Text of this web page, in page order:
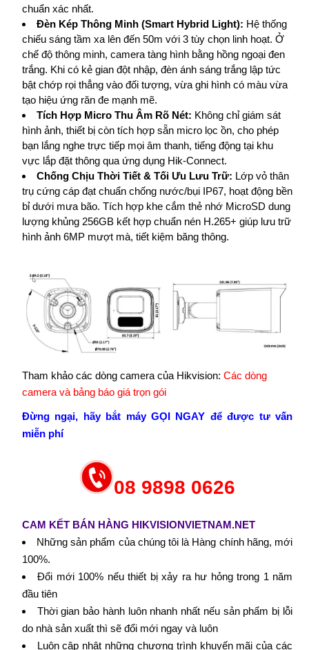
chuẩn xác nhất.
Đèn Kép Thông Minh (Smart Hybrid Light): Hệ thống
chiếu sáng tầm xa lên đến 50m với 3 tùy chọn linh hoạt. Ở
chế độ thông minh, camera tàng hình bằng hồng ngoại đen
trắng. Khi có kẻ gian đột nhập, đèn ánh sáng trắng lập tức
bật chớp rọi thẳng vào đối tượng, vừa ghi hình có màu vừa
tạo hiệu ứng răn đe mạnh mẽ.
Tích Hợp Micro Thu Âm Rõ Nét: Không chỉ giám sát
hình ảnh, thiết bị còn tích hợp sẵn micro lọc ồn, cho phép
bạn lắng nghe trực tiếp mọi âm thanh, tiếng động tại khu
vực lắp đặt thông qua ứng dụng Hik-Connect.
Chống Chịu Thời Tiết & Tối Ưu Lưu Trữ: Lớp vỏ thân
trụ cứng cáp đạt chuẩn chống nước/bụi IP67, hoạt động bền
bỉ dưới mưa bão. Tích hợp khe cắm thẻ nhớ MicroSD dung
lượng khủng 256GB kết hợp chuẩn nén H.265+ giúp lưu trữ
hình ảnh 6MP mượt mà, tiết kiệm băng thông.
Tham khảo các dòng camera của Hikvision: Các dòng
camera và bảng báo giá trọn gói
Đừng ngại, hãy bắt máy GỌI NGAY để được tư vấn
miễn phí
08 9898 0626
CAM KẾT BÁN HÀNG HIKVISIONVIETNAM.NET
Những sản phẩm của chúng tôi là Hàng chính hãng, mới
100%.
Đổi mới 100% nếu thiết bị xảy ra hư hỏng trong 1 năm
đầu tiên
Thời gian bảo hành luôn nhanh nhất nếu sản phẩm bị lỗi
do nhà sản xuất thì sẽ đổi mới ngay và luôn
Luôn cập nhật những chương trình khuyến mãi của các